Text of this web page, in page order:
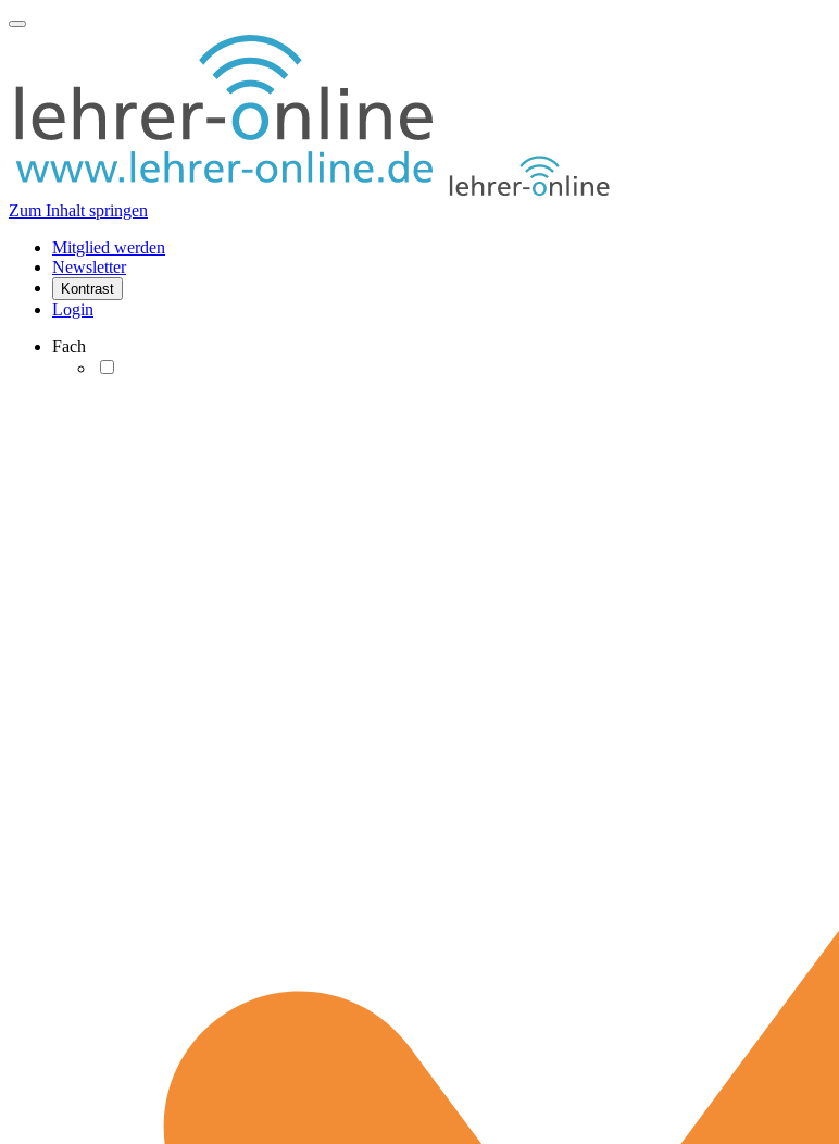
Zum Inhalt springen
Mitglied werden
Newsletter
Kontrast
Login
Fach